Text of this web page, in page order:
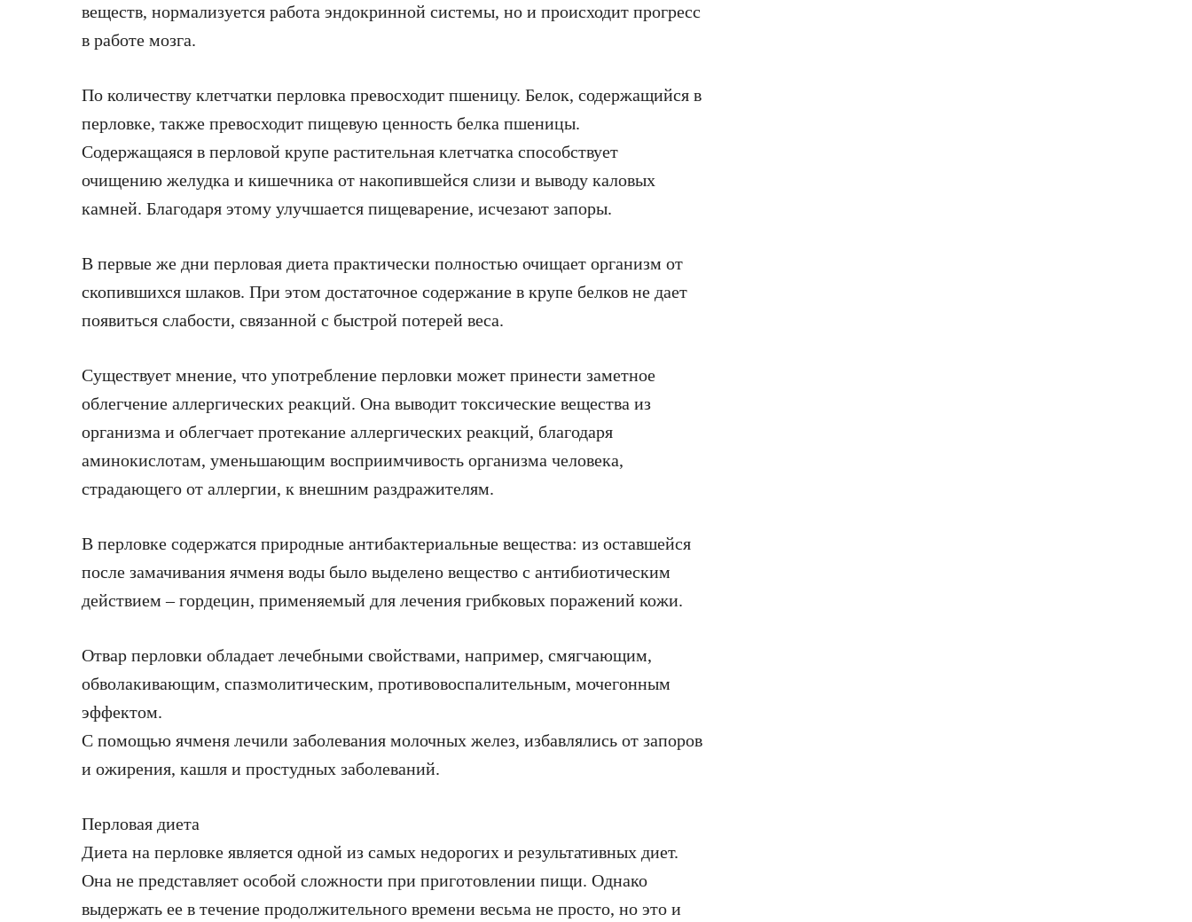
веществ, нормализуется работа эндокринной системы, но и происходит прогресс
в работе мозга.
По количеству клетчатки перловка превосходит пшеницу. Белок, содержащийся в
перловке, также превосходит пищевую ценность белка пшеницы.
Содержащаяся в перловой крупе растительная клетчатка способствует
очищению желудка и кишечника от накопившейся слизи и выводу каловых
камней. Благодаря этому улучшается пищеварение, исчезают запоры.
В первые же дни перловая диета практически полностью очищает организм от
скопившихся шлаков. При этом достаточное содержание в крупе белков не дает
появиться слабости, связанной с быстрой потерей веса.
Существует мнение, что употребление перловки может принести заметное
облегчение аллергических реакций. Она выводит токсические вещества из
организма и облегчает протекание аллергических реакций, благодаря
аминокислотам, уменьшающим восприимчивость организма человека,
страдающего от аллергии, к внешним раздражителям.
В перловке содержатся природные антибактериальные вещества: из оставшейся
после замачивания ячменя воды было выделено вещество с антибиотическим
действием – гордецин, применяемый для лечения грибковых поражений кожи.
Отвар перловки обладает лечебными свойствами, например, смягчающим,
обволакивающим, спазмолитическим, противовоспалительным, мочегонным
эффектом.
С помощью ячменя лечили заболевания молочных желез, избавлялись от запоров
и ожирения, кашля и простудных заболеваний.
Перловая диета
Диета на перловке является одной из самых недорогих и результативных диет.
Она не представляет особой сложности при приготовлении пищи. Однако
выдержать ее в течение продолжительного времени весьма не просто, но это и